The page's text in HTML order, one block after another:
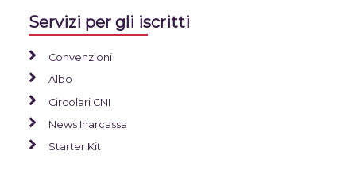
Servizi per gli iscritti
Convenzioni
Albo
Circolari CNI
News Inarcassa
Starter Kit